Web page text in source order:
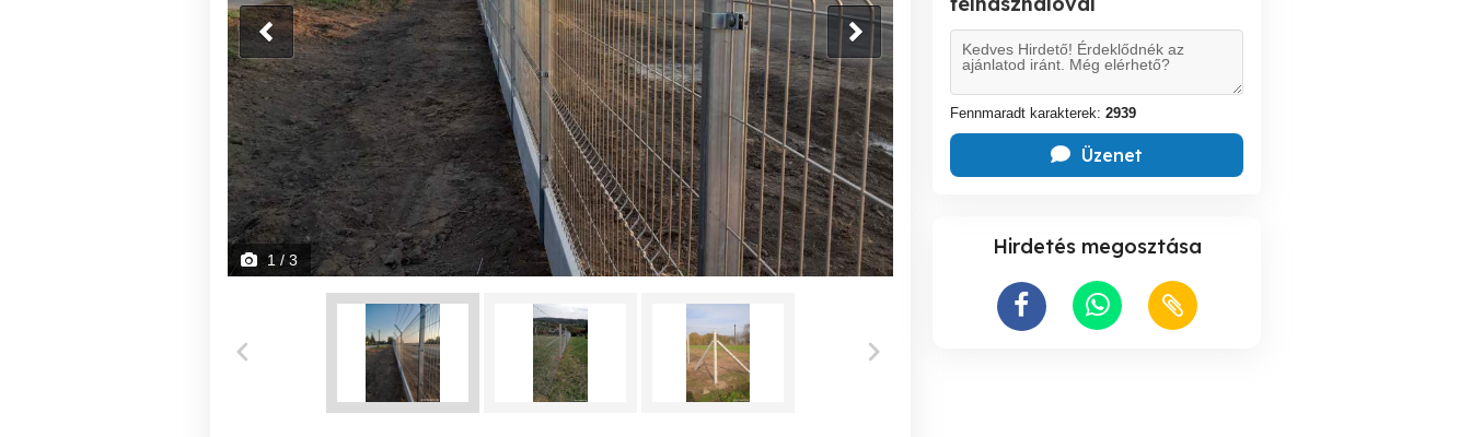
1 / 3
Fennmaradt karakterek: 2939
Üzenet
Hirdetés megosztása